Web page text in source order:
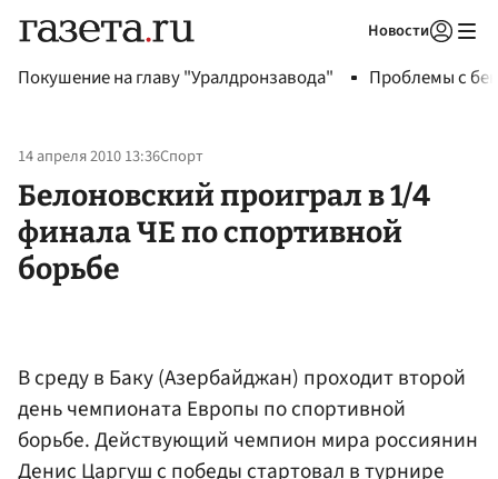
Новости
Покушение на главу "Уралдронзавода" Проблемы с
14 апреля 2010 13:36Спорт
Белоновский проиграл в 1/4
финала ЧЕ по спортивной
борьбе
В среду в Баку (Азербайджан) проходит второй
день чемпионата Европы по спортивной
борьбе. Действующий чемпион мира россиянин
Денис Царгушс победы стартовал в турнире